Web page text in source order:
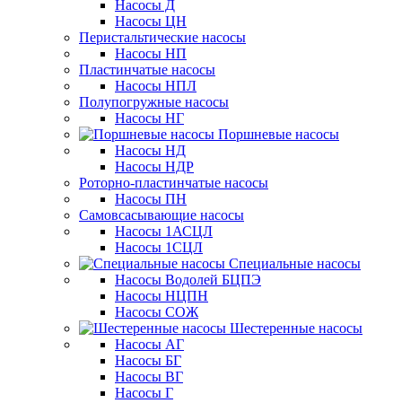
Насосы Д
Насосы ЦН
Перистальтические насосы
Насосы НП
Пластинчатые насосы
Насосы НПЛ
Полупогружные насосы
Насосы НГ
Поршневые насосы
Насосы НД
Насосы НДР
Роторно-пластинчатые насосы
Насосы ПН
Самовсасывающие насосы
Насосы 1АСЦЛ
Насосы 1СЦЛ
Специальные насосы
Насосы Водолей БЦПЭ
Насосы НЦПН
Насосы СОЖ
Шестеренные насосы
Насосы АГ
Насосы БГ
Насосы ВГ
Насосы Г